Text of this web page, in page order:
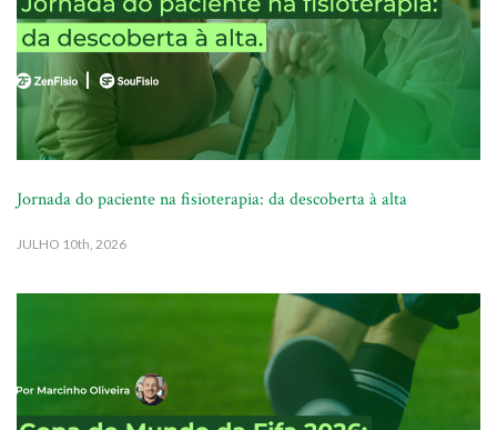
Jornada do paciente na fisioterapia: da descoberta à alta
JULHO 10th, 2026